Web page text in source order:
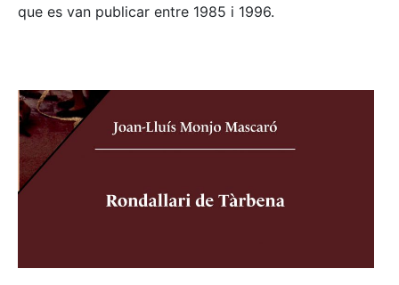
que es van publicar entre 1985 i 1996.